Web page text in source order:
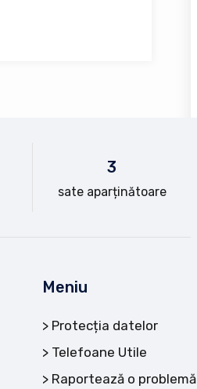
3
sate aparținătoare
Meniu
Protecția datelor
Telefoane Utile
Raportează o problemă